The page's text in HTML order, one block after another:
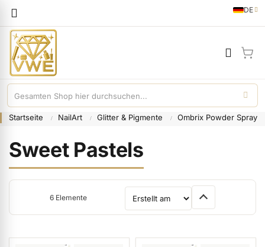
Sprache
DE
German
Startseite NailArt Glitter & Pigmente Ombrix Powder Spray
Sweet Pastels
6Elemente
Sortieren nach